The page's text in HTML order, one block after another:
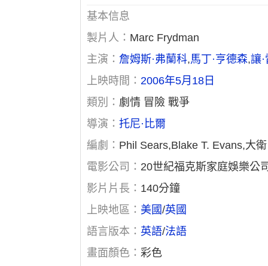
基本信息
製片人： Marc Frydman
主演：詹姆斯·弗蘭科,馬丁·亨德森,讓
上映時間：2006年5月18日
類別： 劇情 冒險 戰爭
導演：托尼·比爾
編劇： Phil Sears,Blake T. Evans,大衛
電影公司： 20世紀福克斯家庭娛樂公
影片片長： 140分鐘
上映地區： 美國/英國
語言版本：英語/法語
畫面顏色：彩色